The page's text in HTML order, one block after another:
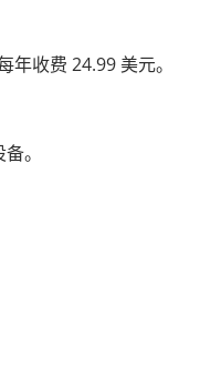
收费 24.99 美元。
。